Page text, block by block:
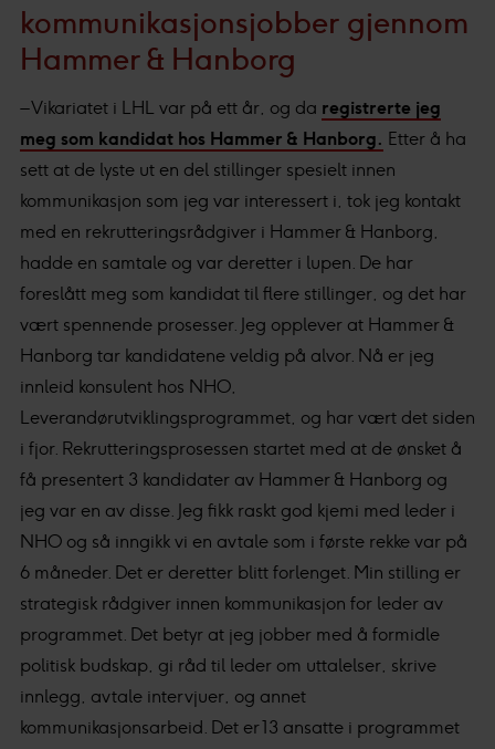
kommunikasjonsjobber gjennom
Hammer & Hanborg
– Vikariatet i LHL var på ett år, og da registrerte jeg
meg som kandidat hos Hammer & Hanborg. Etter å ha
sett at de lyste ut en del stillinger spesielt innen
kommunikasjon som jeg var interessert i, tok jeg kontakt
med en rekrutteringsrådgiver i Hammer & Hanborg,
hadde en samtale og var deretter i lupen. De har
foreslått meg som kandidat til flere stillinger, og det har
vært spennende prosesser. Jeg opplever at Hammer &
Hanborg tar kandidatene veldig på alvor. Nå er jeg
innleid konsulent hos NHO,
Leverandørutviklingsprogrammet, og har vært det siden
i fjor. Rekrutteringsprosessen startet med at de ønsket å
få presentert 3 kandidater av Hammer & Hanborg og
jeg var en av disse. Jeg fikk raskt god kjemi med leder i
NHO og så inngikk vi en avtale som i første rekke var på
6 måneder. Det er deretter blitt forlenget. Min stilling er
strategisk rådgiver innen kommunikasjon for leder av
programmet. Det betyr at jeg jobber med å formidle
politisk budskap, gi råd til leder om uttalelser, skrive
innlegg, avtale intervjuer, og annet
kommunikasjonsarbeid. Det er 13 ansatte i programmet